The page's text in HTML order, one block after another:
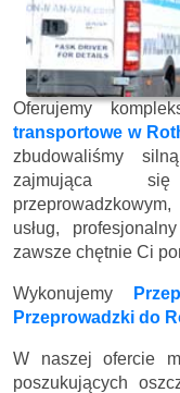
Oferujemy
transportowe w
zbudowaliśmy
zajmująca się
usług,
zawsze chętnie Ci
Wykonujemy
Przeprowadzki do
W naszej ofercie
poszukujących